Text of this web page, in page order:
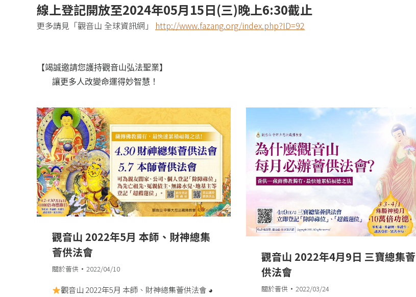
線上登記開放至2024年05月15日(三)晚上6:30截止
更多請見「觀音山 全球資訊網」 http://www.fazang.org/index.php?ID=92
【竭誠邀請您護持觀音山弘法聖業】
   讓更多人改變命運得妙智慧！
觀音山 2022年5月 本師、財神總集
薈供法會
關於薈供 2022/04/10
觀音山 2022年5月 本師、財神總集薈供法會​ ◕
觀音山 2022年4月9日 三寶總集薈
供法會
關於薈供 2022/03/24